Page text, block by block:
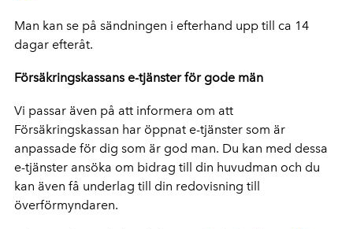
Man kan se på sändningen i efterhand upp till ca 14
dagar efteråt.
Försäkringskassans e-tjänster för gode män
Vi passar även på att informera om att
Försäkringskassan har öppnat e-tjänster som är
anpassade för dig som är god man. Du kan med dessa
e-tjänster ansöka om bidrag till din huvudman och du
kan även få underlag till din redovisning till
överförmyndaren.